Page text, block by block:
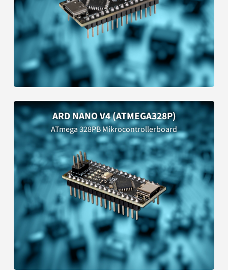
ARD NANO V4 (ATMEGA328P)
ATmega 328PB Mikrocontrollerboard